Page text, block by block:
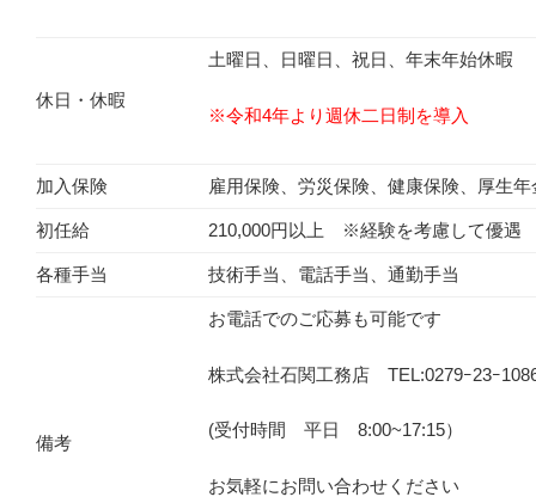
休日・休暇
土曜日、日曜日、祝日、年末年始休暇
※令和4年より週休二日制を導入
加入保険 雇用保険、労災保険、健康保険、厚生年
初任給 210,000円以上 ※経験を考慮して優遇
各種手当 技術手当、電話手当、通勤手当
備考
お電話でのご応募も可能です
株式会社石関工務店 TEL:0279ｰ23ｰ
(受付時間 平日 8:00~17:15）
お気軽にお問い合わせください